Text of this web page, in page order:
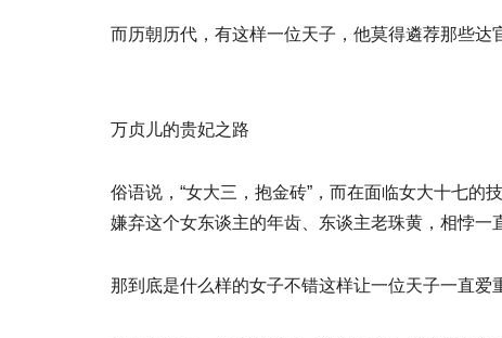
而历朝历代，有这样一位天子，他莫得遴荐那些达
万贞儿的贵妃之路
俗语说，“女大三，抱金砖”，而在面临女大十七
嫌弃这个女东谈主的年齿、东谈主老珠黄，相悖一
那到底是什么样的女子不错这样让一位天子一直爱